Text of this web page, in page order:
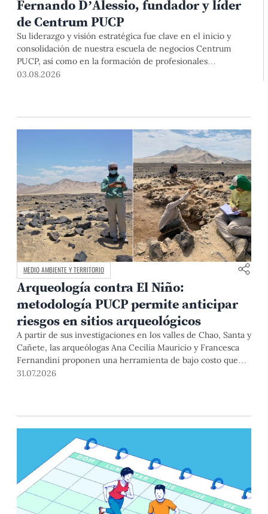
Fernando D’Alessio, fundador y líder
de Centrum PUCP
Su liderazgo y visión estratégica fue clave en el inicio y
consolidación de nuestra escuela de negocios Centrum
PUCP, así como en la formación de profesionales
empresariales comprometidos con el país. Por todo ello,
03.08.2026
MEDIO AMBIENTE Y TERRITORIO
Arqueología contra El Niño:
metodología PUCP permite anticipar
riesgos en sitios arqueológicos
A partir de sus investigaciones en los valles de Chao, Santa y
Cañete, las arqueólogas Ana Cecilia Mauricio y Francesca
Fernandini proponen una herramienta de bajo costo que
combina datos abiertos, mapas, sistemas de información
31.07.2026